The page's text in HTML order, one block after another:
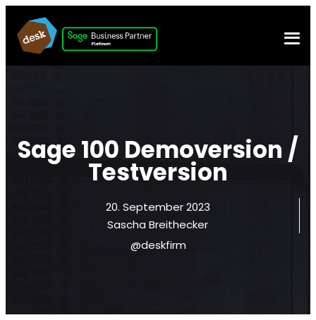
Sage 100 Demoversion /
Testversion
20. September 2023
Sascha Breithecker
@deskfirm